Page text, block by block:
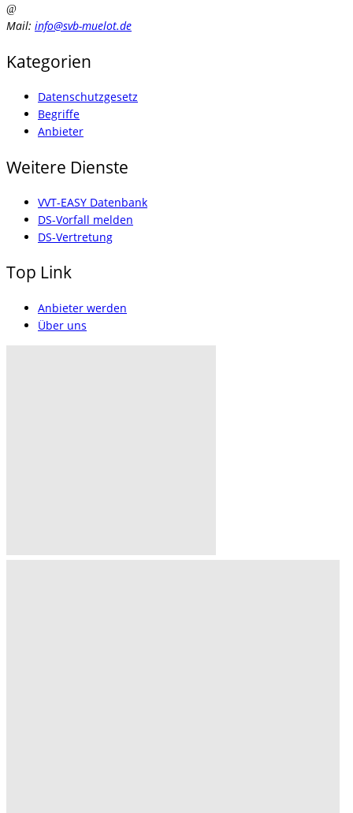
Mail: info@svb-muelot.de
Kategorien
Datenschutzgesetz
Begriffe
Anbieter
Weitere Dienste
VVT-EASY Datenbank
DS-Vorfall melden
DS-Vertretung
Top Link
Anbieter werden
Über uns